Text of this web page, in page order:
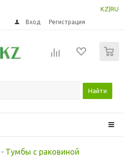
KZ RU
Вход Регистрация
Найти
- Тумбы с раковиной